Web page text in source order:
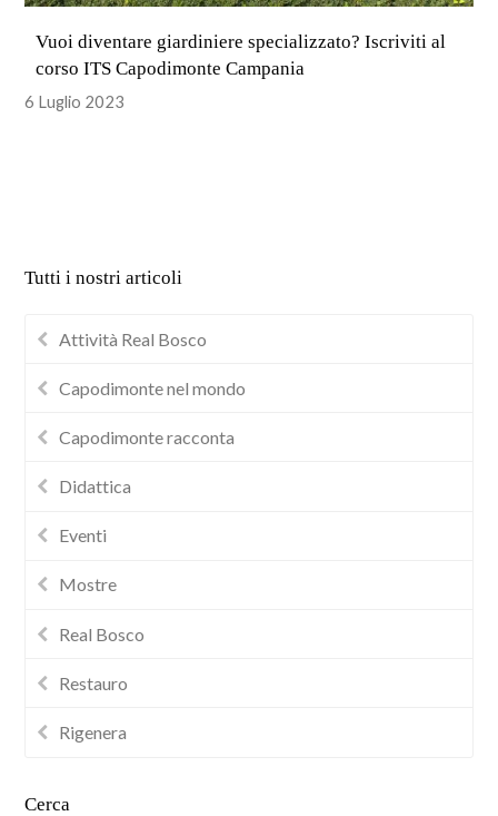
Vuoi diventare giardiniere specializzato? Iscriviti al
corso ITS Capodimonte Campania
6 Luglio 2023
Tutti i nostri articoli
Attività Real Bosco
Capodimonte nel mondo
Capodimonte racconta
Didattica
Eventi
Mostre
Real Bosco
Restauro
Rigenera
Cerca